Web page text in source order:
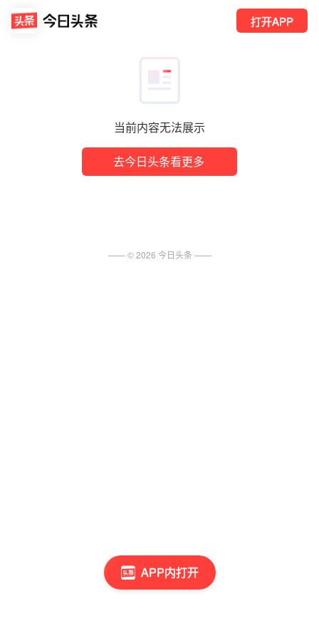
当前内容无法展示
去今日头条看更多
打开APP
APP内打开
—— ©2026 今日头条 ——